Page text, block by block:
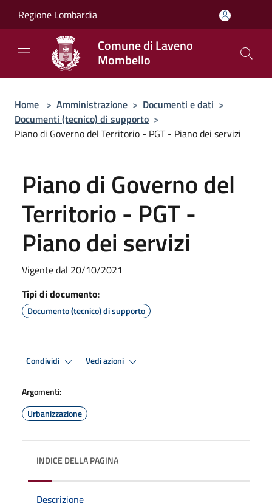
Regione Lombardia
Comune di Laveno
Mombello
Home > Amministrazione > Documenti e dati >
Documenti (tecnico) di supporto >
Piano di Governo del Territorio - PGT - Piano dei servizi
Piano di Governo del
Territorio - PGT -
Piano dei servizi
Vigente dal 20/10/2021
Tipi di documento:
Documento (tecnico) di supporto
Condividi Vedi azioni
Argomenti:
Urbanizzazione
INDICE DELLA PAGINA
Descrizione